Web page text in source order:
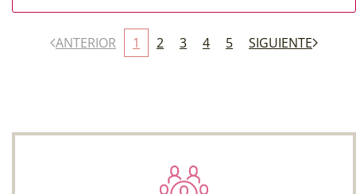
ANTERIOR 1 2 3 4 5 SIGUIENTE